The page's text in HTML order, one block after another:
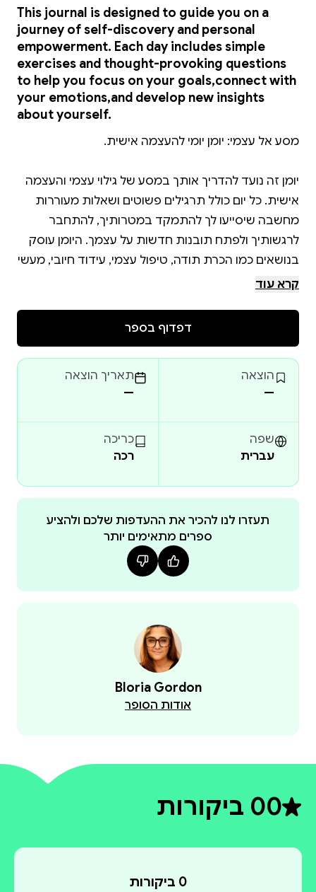
This journal is designed to guide you on a
journey of self-discovery and personal
empowerment. Each day includes simple
exercises and thought-provoking questions
to help you focus on your goals,connect with
your emotions,and develop new insights
about yourself.
יומן זה נועד להדריך אותך במסע של גילוי עצמי והעצמה
אישית. כל יום כולל תרגילים פשוטים ושאלות מעוררות
מחשבה שיסייעו לך להתמקד במטרותיך, להתחבר
לרגשותיך ולפתח תובנות חדשות על עצמך. היומן עוסק
בנושאים כמו הכרת תודה, טיפול עצמי, עידוד חיובי, מעשי
חסד ומטרות יומיות. בעזרת הכלים שביומן תוכל לחוות
קרא עוד
דפדוף בספר
הוצאה
—
תאריך הוצאה
—
שפה
עברית
כריכה
רכה
תעזרו לנו להכיר את ההעדפות שלכם ולהציע
ספרים מתאימים יותר
Bloria Gordon
אודות הסופר
0דירוג ממוצע 0 מתוך 5
0 ביקורות
0 ביקורות